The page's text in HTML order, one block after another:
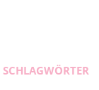
SCHLAGWÖRTER